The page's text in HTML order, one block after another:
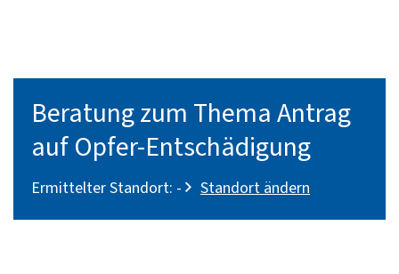
Beratung zum Thema Antrag
auf Opfer-Entschädigung
Ermittelter Standort: - Standort ändern